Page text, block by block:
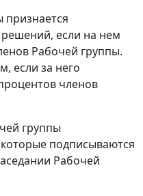
признается
если на нем
Рабочей группы.
если за него
членов
группы
подписываются
Рабочей